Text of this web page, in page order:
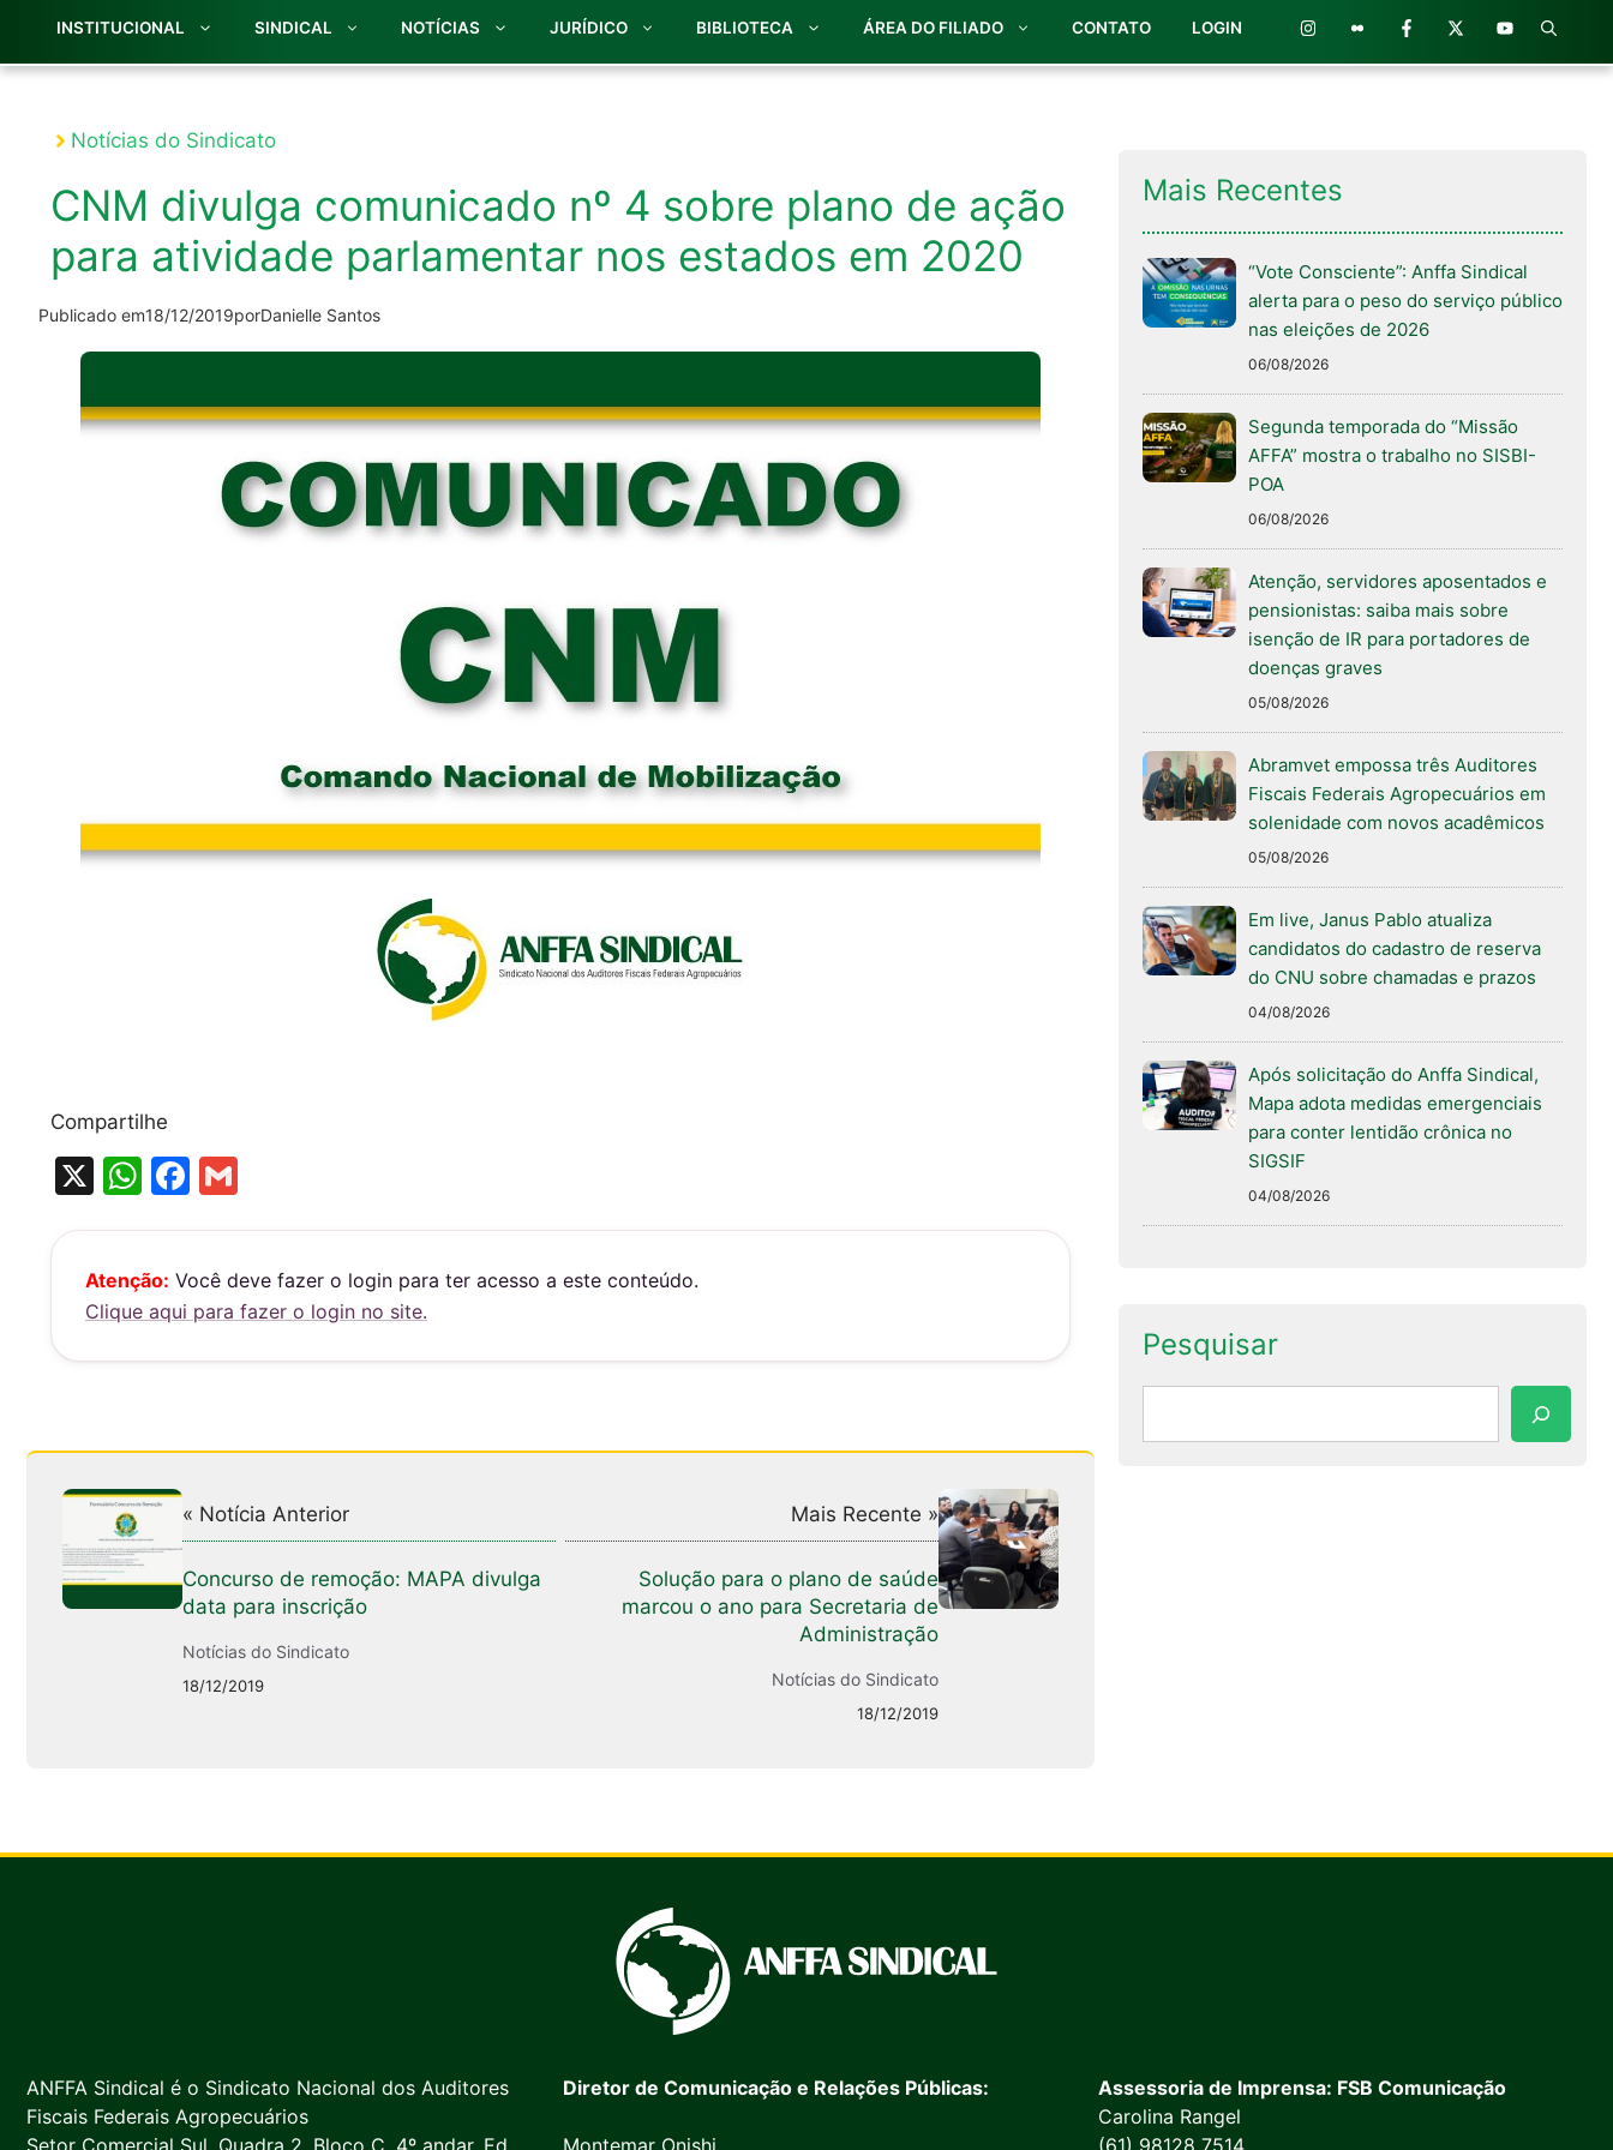
INSTITUCIONAL SINDICAL NOTÍCIAS JURÍDICO BIBLIOTECA ÁREA DO FILIADO CONTATO LOGIN
Notícias do Sindicato
CNM divulga comunicado nº 4 sobre plano de ação
para atividade parlamentar nos estados em 2020
Publicado em18/12/2019porDanielle Santos
Compartilhe
X
W
s
A
p
F
e
b
o
k
l
Atenção: Você deve fazer o login para ter acesso a este conteúdo.
Clique aqui para fazer o login no site.
« Notícia Anterior
Concurso de remoção: MAPA divulga
data para inscrição
Notícias do Sindicato
18/12/2019
Mais Recente »
Solução para o plano de saúde
marcou o ano para Secretaria de
Administração
Notícias do Sindicato
18/12/2019
Mais Recentes
“Vote Consciente”: Anffa Sindical
alerta para o peso do serviço público
nas eleições de 2026
06/08/2026
Segunda temporada do “Missão
AFFA” mostra o trabalho no SISBI-
POA
06/08/2026
Atenção, servidores aposentados e
pensionistas: saiba mais sobre
isenção de IR para portadores de
doenças graves
05/08/2026
Abramvet empossa três Auditores
Fiscais Federais Agropecuários em
solenidade com novos acadêmicos
05/08/2026
Em live, Janus Pablo atualiza
candidatos do cadastro de reserva
do CNU sobre chamadas e prazos
04/08/2026
Após solicitação do Anffa Sindical,
Mapa adota medidas emergenciais
para conter lentidão crônica no
SIGSIF
04/08/2026
Pesquisar
ANFFA Sindical é o Sindicato Nacional dos Auditores
Fiscais Federais Agropecuários
Diretor de Comunicação e Relações Públicas:
Assessoria de Imprensa: FSB Comunicação
Carolina Rangel